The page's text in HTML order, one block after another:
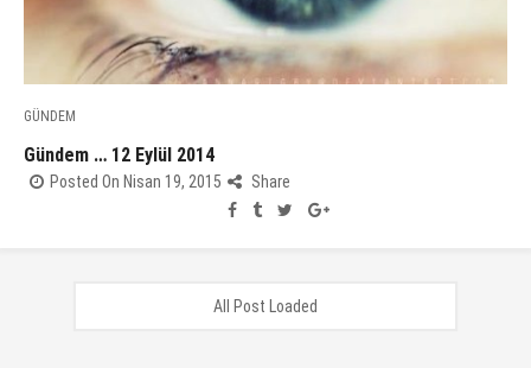
GÜNDEM
Gündem … 12 Eylül 2014
Posted On Nisan 19, 2015 Share
All Post Loaded